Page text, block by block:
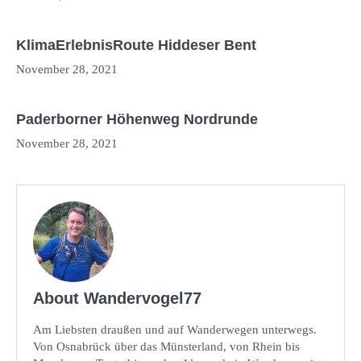
KlimaErlebnisRoute Hiddeser Bent
November 28, 2021
Paderborner Höhenweg Nordrunde
November 28, 2021
About Wandervogel77
Am Liebsten draußen und auf Wanderwegen unterwegs.
Von Osnabrück über das Münsterland, von Rhein bis